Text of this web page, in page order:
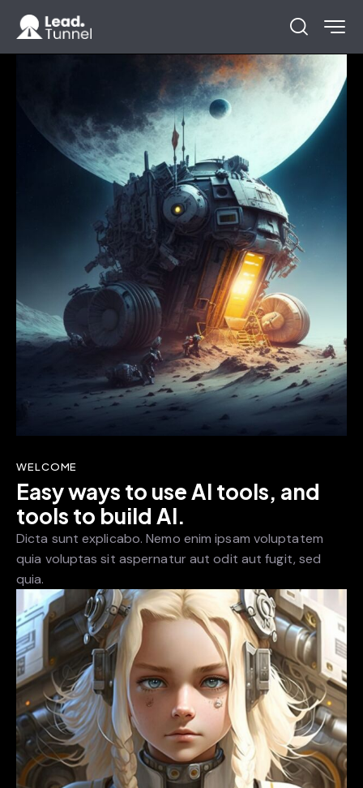
WELCOME
Easy ways to use AI tools, and
tools to build AI.
Dicta sunt explicabo. Nemo enim ipsam voluptatem
quia voluptas sit aspernatur aut odit aut fugit, sed
quia.